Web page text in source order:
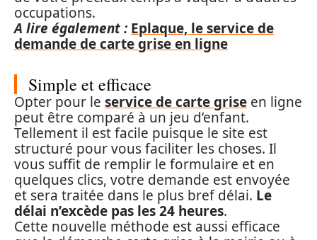
occupations.
A lire également : Eplaque, le service de
demande de carte grise en ligne
Simple et efficace
Opter pour le service de carte grise en ligne
peut être comparé à un jeu d’enfant.
Tellement il est facile puisque le site est
structuré pour vous faciliter les choses. Il
vous suffit de remplir le formulaire et en
quelques clics, votre demande est envoyée
et sera traitée dans le plus bref délai. Le
délai n’excède pas les 24 heures.
Cette nouvelle méthode est aussi efficace